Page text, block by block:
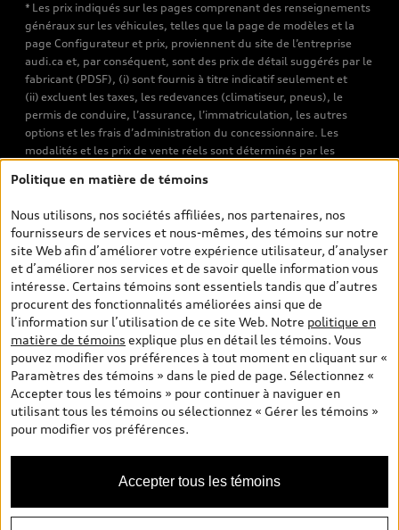
* Les prix indiqués sur les pages comprenant des renseignements
généraux sur les véhicules, telles que la page de modèles et la
page Configurateur et prix, proviennent du site de l’entreprise
audi.ca et, par conséquent, sont des prix de détail suggérés par le
fabricant (PDSF), (i) sont fournis à titre indicatif seulement et
(ii) excluent les taxes, les redevances (climatiseur, pneus), le
permis de conduire, l’assurance, l’immatriculation, les autres
options et les frais d’administration du concessionnaire. Les
modalités et les prix de vente réels sont déterminés par les
véhicules neufs et d’occasion sont les prix de vente établis par les
de transport et d’inspection de prélivraison, les taxes
environnementales (pour les véhicules neufs) et les frais
d’administration des concessionnaires. Toutefois, les taxes de
vente sont exclues. Veuillez noter que les prix de l’estimateur de
versements sont des PDSF s’il a été consulté au moyen de l’onglet
Configurateur et prix (à titre indicatif). Toutefois, s’il a été
consulté à partir des pages de recherche de véhicules neufs et
d’occasion, les prix indiqués sont des prix de vente (prix de vente
réels). Sur les pages de renseignements généraux sur les
véhicules, les modèles sont montrés à titre indicatif seulement,
avec des caractéristiques qui peuvent ne pas être offertes sur les
modèles canadiens. Malgré les efforts déployés pour assurer
l’exactitude de ces renseignements, des erreurs peuvent survenir
et la disponibilité peut changer; veuillez donc visiter votre
concessionnaire pour obtenir les détails et les spécifications
actuelles de chaque modèle. Tous droits réservés. Les marques de
commerce d’Audi AG sont utilisées sous licence.
Politique en matière de témoins
Nous utilisons, nos sociétés affiliées, nos partenaires, nos
fournisseurs de services et nous-mêmes, des témoins sur notre
site Web afin d’améliorer votre expérience utilisateur, d’analyser
et d’améliorer nos services et de savoir quelle information vous
intéresse. Certains témoins sont essentiels tandis que d’autres
procurent des fonctionnalités améliorées ainsi que de
l’information sur l’utilisation de ce site Web. Notre politique en
matière de témoins explique plus en détail les témoins. Vous
pouvez modifier vos préférences à tout moment en cliquant sur «
Paramètres des témoins » dans le pied de page. Sélectionnez «
Accepter tous les témoins » pour continuer à naviguer en
utilisant tous les témoins ou sélectionnez « Gérer les témoins »
pour modifier vos préférences.
Accepter tous les témoins